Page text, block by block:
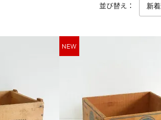
並び替え：